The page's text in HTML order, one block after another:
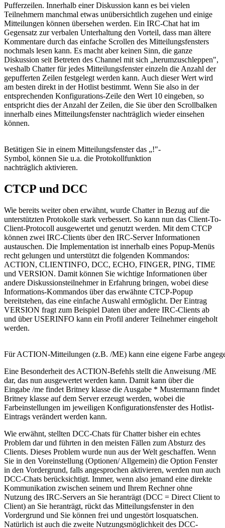
Pufferzeilen. Innerhalb einer Diskussion kann es bei vielen
Teilnehmern manchmal etwas unübersichtlich zugehen und einige
Mitteilungen können übersehen werden. Ein IRC-Chat hat im
Gegensatz zur verbalen Unterhaltung den Vorteil, dass man ältere
Kommentare durch das einfache Scrollen des Mitteilungsfensters
nochmals lesen kann. Es macht aber keinen Sinn, die ganze
Diskussion seit Betreten des Channel mit sich „herumzuschleppen",
weshalb Chatter für jedes Mitteilungsfenster einzeln die Anzahl der
gepufferten Zeilen festgelegt werden kann. Auch dieser Wert wird
am besten direkt in der Hotlist bestimmt. Wenn Sie also in der
entsprechenden Konfigurations-Zeile den Wert 10 eingeben, so
entspricht dies der Anzahl der Zeilen, die Sie über den Scrollbalken
innerhalb eines Mitteilungsfenster nachträglich wieder einsehen
können.
Betätigen Sie in einem Mitteilungsfenster das „!"-
Symbol, können Sie u.a. die Protokollfunktion
nachträglich aktivieren.
CTCP und DCC
Wie bereits weiter oben erwähnt, wurde Chatter in Bezug auf die
unterstützten Protokolle stark verbessert. So kann nun das Client-To-
Client-Protocoll ausgewertet und genutzt werden. Mit dem CTCP
können zwei IRC-Clients über den IRC-Server Informationen
austauschen. Die Implementation ist innerhalb eines Popup-Menüs
recht gelungen und unterstützt die folgenden Kommandos:
ACTION, CLIENTINFO, DCC, ECHO, FINGER, PING, TIME
und VERSION. Damit können Sie wichtige Informationen über
andere Diskussionsteilnehmer in Erfahrung bringen, wobei diese
Informations-Kommandos über das erwähnte CTCP-Popup
bereitstehen, das eine einfache Auswahl ermöglicht. Der Eintrag
VERSION fragt zum Beispiel Daten über andere IRC-Clients ab
und über USERINFO kann ein Profil anderer Teilnehmer eingeholt
werden.
Für ACTION-Mitteilungen (z.B. /ME) kann eine eigene Farbe
Eine Besonderheit des ACTION-Befehls stellt die Anweisung /ME
dar, das nun ausgewertet werden kann. Damit kann über die
Eingabe /me findet Britney klasse die Ausgabe * Mustermann findet
Britney klasse auf dem Server erzeugt werden, wobei die
Farbeinstellungen im jeweiligen Konfigurationsfenster des Hotlist-
Eintrags verändert werden kann.
Wie erwähnt, stellten DCC-Chats für Chatter bisher ein echtes
Problem dar und führten in den meisten Fällen zum Absturz des
Clients. Dieses Problem wurde nun aus der Welt geschaffen. Wenn
Sie in den Voreinstellung (Optionen/ Allgemein) die Option Fenster
in den Vordergrund, falls angesprochen aktivieren, werden nun auch
DCC-Chats berücksichtigt. Immer, wenn also jemand eine direkte
Kommunikation zwischen seinem und Ihrem Rechner ohne
Nutzung des IRC-Servers an Sie heranträgt (DCC = Direct Client to
Client) an Sie heranträgt, rückt das Mitteilungsfenster in den
Vordergrund und Sie können frei und ungestört losquatschen.
Natürlich ist auch die zweite Nutzungsmöglichkeit des DCC-